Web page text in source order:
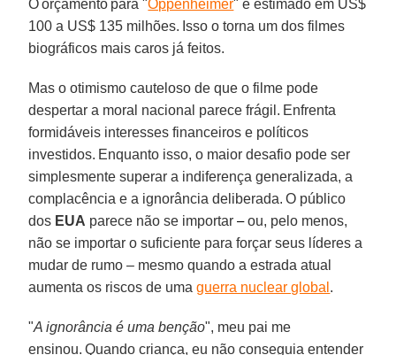
O orçamento para "Oppenheimer" é estimado em US$
100 a US$ 135 milhões. Isso o torna um dos filmes
biográficos mais caros já feitos.
Mas o otimismo cauteloso de que o filme pode
despertar a moral nacional parece frágil. Enfrenta
formidáveis interesses financeiros e políticos
investidos. Enquanto isso, o maior desafio pode ser
simplesmente superar a indiferença generalizada, a
complacência e a ignorância deliberada. O público
dos EUA parece não se importar–ou, pelo menos,
não se importar o suficiente para forçar seus líderes a
mudar de rumo – mesmo quando a estrada atual
aumenta os riscos de umaguerra nuclear global .
"A ignorância é uma benção", meu pai me
ensinou. Quando criança, eu não conseguia entender